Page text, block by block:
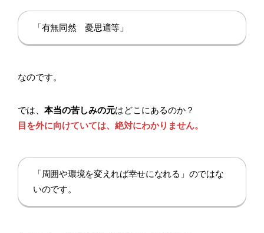
「有無同然 憂思適等」
なのです。
では、 本当の苦しみの元はどこにあるのか？
目を外に向けていては、絶対にわかりません。
「周囲や環境を変えれば幸せになれる」のではな
いのです。